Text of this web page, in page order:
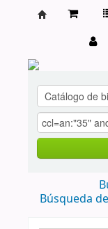
Búsqueda